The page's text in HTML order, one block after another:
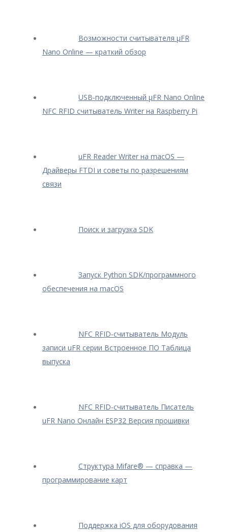
Возможности считывателя μFR
Nano Online — краткий обзор
USB-подключенный μFR Nano Online
NFC RFID считыватель Writer на Raspberry Pi
uFR Reader Writer на macOS —
Драйверы FTDI и советы по разрешениям
связи
Поиск и загрузка SDK
Запуск Python SDK/программного
обеспечения на macOS
NFC RFID-считыватель Модуль
записи uFR серии Встроенное ПО Таблица
выпуска
NFC RFID-считыватель Писатель
uFR Nano Онлайн ESP32 Версия прошивки
Структура Mifare® — cправка —
программирование карт
Поддержка iOS для оборудования